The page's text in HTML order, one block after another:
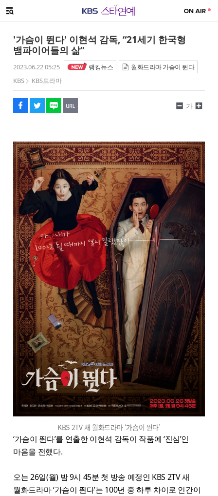
메뉴 열기
'가슴이 뛴다' 이현석 감독, “21세기 한국형
뱀파이어들의 삶”
2023.06.22 05:25 랭킹뉴스
월화드라마 가슴이 뛴다
KBS
KBS드라마
페이스북
트위터
네이버
URL복사
글씨 작게보기
가
글씨 크게보기
KBS 2TV 새 월화드라마 ‘가슴이 뛴다’
‘가슴이 뛴다’를 연출한 이현석 감독이 작품에 ‘진심’인
마음을 전했다.
오는 26일(월) 밤 9시 45분 첫 방송 예정인 KBS 2TV 새
월화드라마 ‘가슴이 뛴다’는 100년 중 하루 차이로 인간이